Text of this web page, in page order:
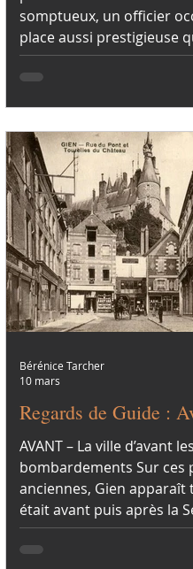
somptueux, un officier
place aussi prestigieuse
l’échanson.
Regards de Guide :
AVANT – La ville d’avant les
bombardements Sur ces photographies
anciennes, Gien apparaît
était avant puis après la
Guerre mondiale.
comparer le changement
Bérénice Tarcher
10 mars